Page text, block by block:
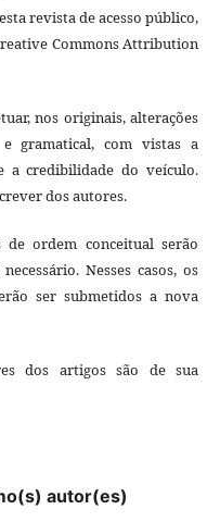
revista de acesso público,
Commons Attribution
nos originais, alterações
gramatical, com vistas a
a credibilidade do veículo.
dos autores.
de ordem conceitual serão
Nesses casos, os
ser submetidos a nova
dos artigos são de sua
autor(es)